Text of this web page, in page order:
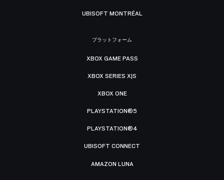
UBISOFT MONTRÉAL
プラットフォーム
XBOX GAME PASS
XBOX SERIES X|S
XBOX ONE
PLAYSTATION®5
PLAYSTATION®4
UBISOFT CONNECT
AMAZON LUNA